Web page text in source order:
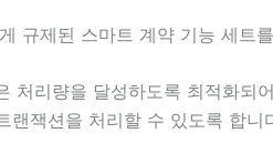
규제된 스마트 계약 기능 세트
리량을 달성하도록 최적화되
랜잭션을 처리할 수 있도록 합니